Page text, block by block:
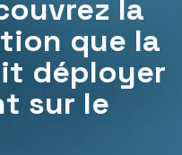
la
que la
déployer
sur le